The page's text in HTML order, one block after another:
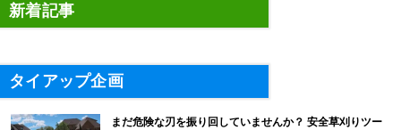
新着記事
タイアップ企画
まだ危険な刃を振り回していませんか？ 安全草刈りツー